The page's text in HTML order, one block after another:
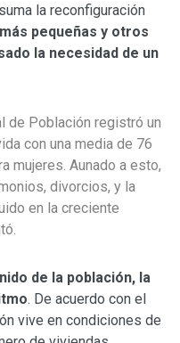
la reconfiguración
pequeñas y otros
la necesidad de un
de Población registró un
con una media de 76
mujeres. Aunado a esto,
divorcios, y la
en la creciente
de la población, la
. De acuerdo con el
vive en condiciones de